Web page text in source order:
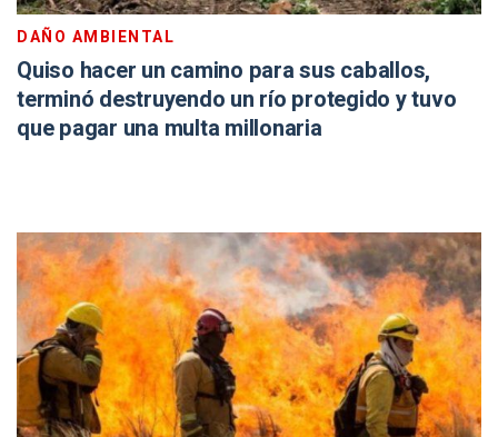
DAÑO AMBIENTAL
Quiso hacer un camino para sus caballos,
terminó destruyendo un río protegido y tuvo
que pagar una multa millonaria